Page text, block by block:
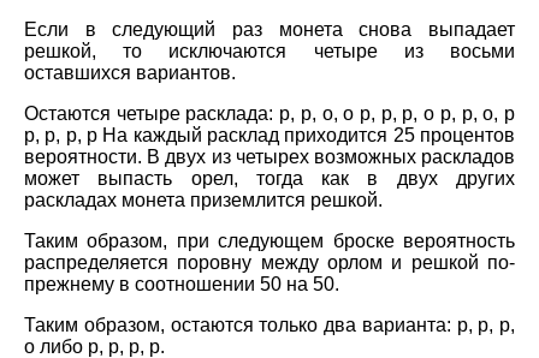
Если в следующий раз монета снова выпадает
решкой, то исключаются четыре из восьми
оставшихся вариантов.
Остаются четыре расклада: р, р, о, о р, р, р, о р, р, о, р
р, р, р, р На каждый расклад приходится 25 процентов
вероятности. В двух из четырех возможных раскладов
может выпасть орел, тогда как в двух других
раскладах монета приземлится решкой.
Таким образом, при следующем броске вероятность
распределяется поровну между орлом и решкой по-
прежнему в соотношении 50 на 50.
Таким образом, остаются только два варианта: р, р, р,
о либо р, р, р, р.